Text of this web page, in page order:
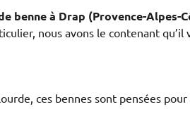
benne à Drap (Provence-Alpes-
nous avons le contenant qu’il
ces bennes sont pensées